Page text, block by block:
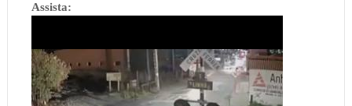
Assista: